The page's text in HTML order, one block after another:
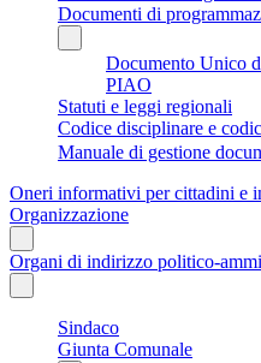
Documenti di
Documento Unico
PIAO
Statuti e leggi regionali
Codice disciplinare e
Manuale di gestione
Oneri informativi per cittadini e
Organizzazione
Organi di indirizzo politico-
Sindaco
Giunta Comunale